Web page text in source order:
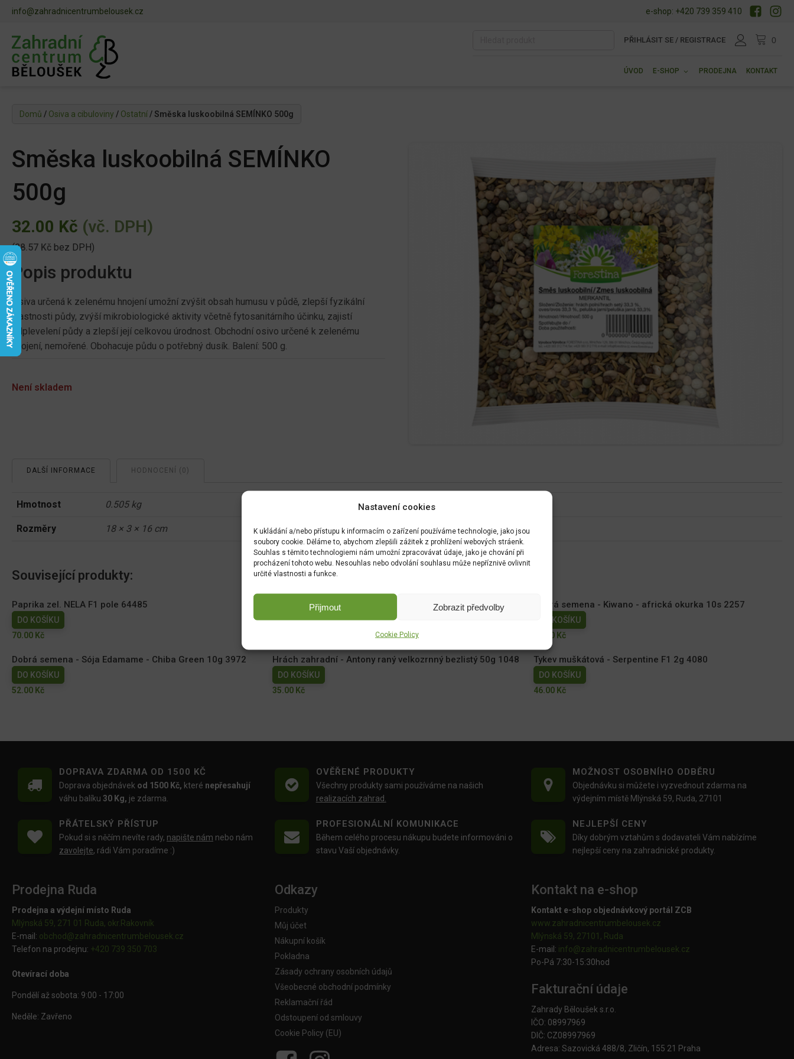
Nastavení cookies
K ukládání a/nebo přístupu k informacím o zařízení používáme technologie, jako jsou
soubory cookie. Děláme to, abychom zlepšili zážitek z prohlížení webových stráenk.
Souhlas s těmito technologiemi nám umožní zpracovávat údaje, jako je chování při
procházení tohoto webu. Nesouhlas nebo odvolání souhlasu může nepříznivě ovlivnit
určité vlastnosti a funkce.
Přijmout Zobrazit předvolby
Cookie Policy
info@zahradnicentrumbelousek.cz e-shop: +420 739 359 410
PŘIHLÁSIT SE / REGISTRACE
ÚVOD E-SHOP PRODEJNA KONTAKT
Domů / Osiva a cibuloviny / Ostatní / Směska luskoobilná SEMÍNKO 500g
Směska luskoobilná SEMÍNKO
500g
32.00 Kč (vč. DPH)
(28.57 Kč bez DPH)
Popis produktu
Osiva určená k zelenému hnojení umožní zvýšit obsah humusu v půdě, zlepší fyzikální
vlastnosti půdy, zvýší mikrobiologické aktivity včetně fytosanitárního účinku, zajistí
odplevelení půdy a zlepší její celkovou úrodnost. Obchodní osivo určené k zelenému
hnojení, nemořené. Obohacuje půdu o potřebný dusík. Balení: 500 g.
Není skladem
DALŠÍ INFORMACE HODNOCENÍ (0)
Hmotnost 0.505 kg
Rozměry 18 × 3 × 16 cm
Související produkty:
Paprika zel. NELA F1 pole 64485
DO KOŠÍKU
70.00 Kč
Měsíček lékařský NG 1780cc
DO KOŠÍKU
Dobrá semena - Kiwano - africká okurka 10s 2257
DO KOŠÍKU
44.00 Kč
Dobrá semena - Sója Edamame - Chiba Green 10g 3972
DO KOŠÍKU
52.00 Kč
Hrách zahradní - Antony raný velkozrnný bezlistý 50g 1048
DO KOŠÍKU
35.00 Kč
Tykev muškátová - Serpentine F1 2g 4080
DO KOŠÍKU
46.00 Kč
DOPRAVA ZDARMA OD 1500 KČ
Doprava objednávek od 1500 Kč, které nepřesahují
váhu balíku30 Kg, je zdarma.
OVĚŘENÉ PRODUKTY
Všechny produkty sami používáme na našich
realizacích zahrad.
MOŽNOST OSOBNÍHO ODBĚRU
Objednávku si můžete i vyzvednout zdarma na
výdejním místě Mlýnská 59, Ruda, 27101
PŘÁTELSKÝ PŘÍSTUP
Pokud si s něčím nevíte rady, napište nám nebo nám
zavolejte, rádi Vám poradíme :)
PROFESIONÁLNÍ KOMUNIKACE
Během celého procesu nákupu budete informováni o
stavu Vaší objednávky.
NEJLEPŠÍ CENY
Díky dobrým vztahům s dodavateli Vám nabízíme
nejlepší ceny na zahradnické produkty.
Prodejna Ruda
Prodejna a výdejní místo Ruda
Mlýnská 59, 271 01 Ruda, okr.Rakovník
E-mail: obchod@zahradnicentrumbelousek.cz
Telefon na prodejnu: +420 739 350 703
Otevírací doba
Pondělí až sobota: 9:00 - 17:00
Neděle: Zavřeno
Odkazy
Produkty
Můj účet
Nákupní košík
Pokladna
Zásady ochrany osobních údajů
Všeobecné obchodní podmínky
Reklamační řád
Odstoupení od smlouvy
Cookie Policy (EU)
Kontakt na e-shop
Kontakt e-shop objednávkový portál ZCB
www.zahradnicentrumbelousek.cz
Mlýnská 59, 27101, Ruda
E-mail: info@zahradnicentrumbelousek. cz
Po-Pá 7:30-15:30hod
Fakturační údaje
Zahrady Běloušek s.r.o.
IČO: 08997969
DIČ: CZ08997969
Adresa: Sazovická 488/8, Zličín, 155 21 Praha